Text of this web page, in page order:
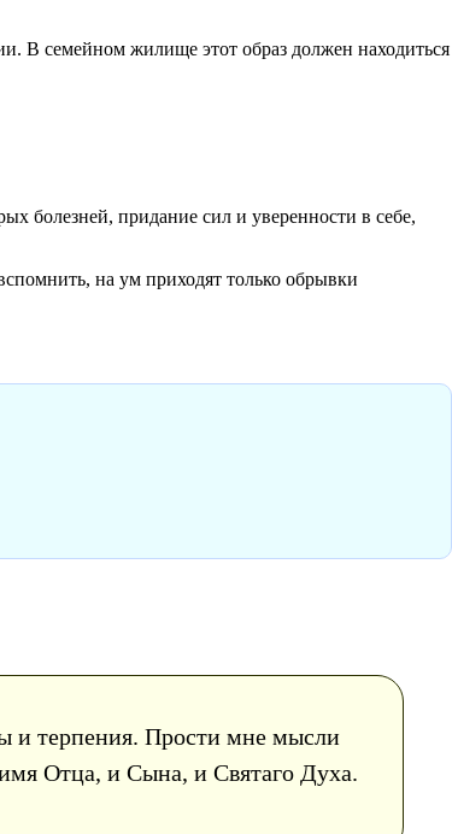
В семейном жилище этот образ должен находиться
болезней, придание сил и уверенности в себе,
на ум приходят только обрывки
и терпения. Прости мне мысли
Отца, и Сына, и Святаго Духа.